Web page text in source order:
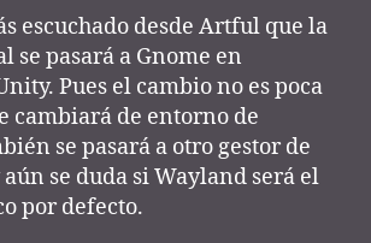
escuchado desde Artful que la
se pasará a Gnome en
Pues el cambio no es poca
cambiará de entorno de
se pasará a otro gestor de
se duda si Wayland será el
por defecto.